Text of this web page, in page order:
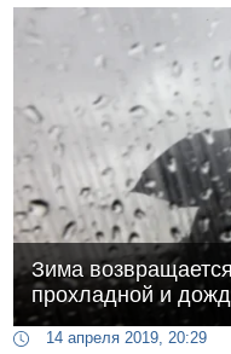
Зима
прохладной и
14 апреля 2019, 20:29